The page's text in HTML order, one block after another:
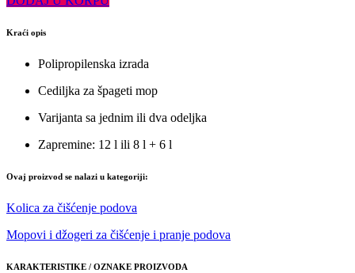
Kraći opis
Polipropilenska izrada
Cediljka za špageti mop
Varijanta sa jednim ili dva odeljka
Zapremine: 12 l ili 8 l + 6 l
Ovaj proizvod se nalazi u kategoriji:
Kolica za čišćenje podova
Mopovi i džogeri za čišćenje i pranje podova
KARAKTERISTIKE / OZNAKE PROIZVODA